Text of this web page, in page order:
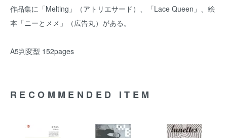
作品集に「Melting」（アトリエサード）、「Lace Queen」、絵
本「ニーとメメ」（広告丸）がある。
A5判変型 152pages
RECOMMENDED ITEM